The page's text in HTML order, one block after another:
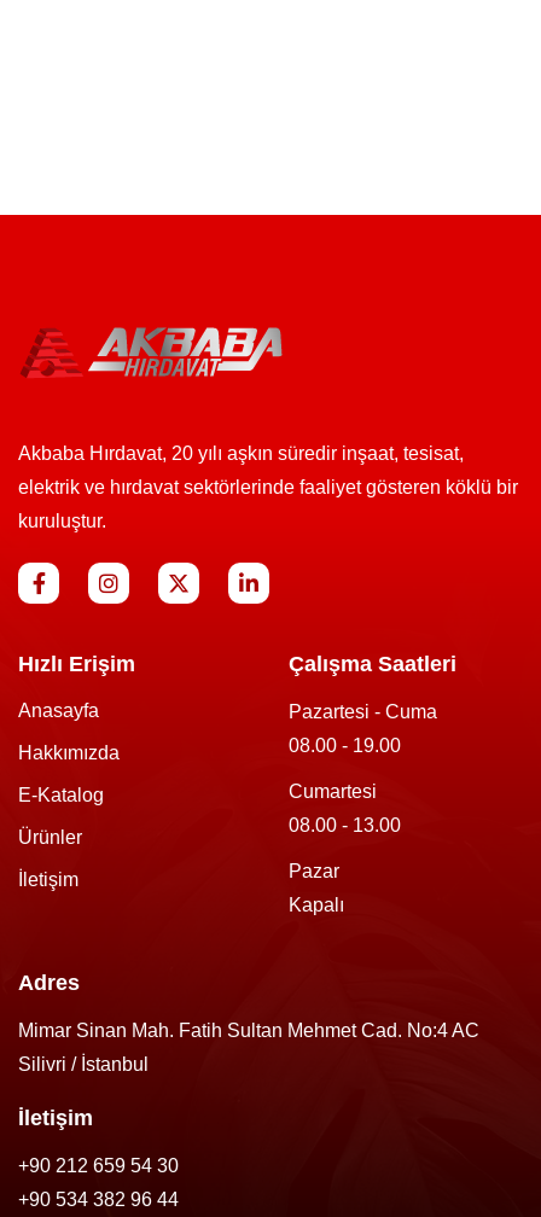
Akbaba Hırdavat, 20 yılı aşkın süredir inşaat, tesisat,
elektrik ve hırdavat sektörlerinde faaliyet gösteren köklü bir
kuruluştur.
Hızlı Erişim
Anasayfa
Hakkımızda
E-Katalog
Ürünler
İletişim
Çalışma Saatleri
Pazartesi - Cuma
08.00 - 19.00
Cumartesi
08.00 - 13.00
Pazar
Kapalı
Adres
Mimar Sinan Mah. Fatih Sultan Mehmet Cad. No:4 AC
Silivri / İstanbul
İletişim
+90 212 659 54 30
+90 534 382 96 44